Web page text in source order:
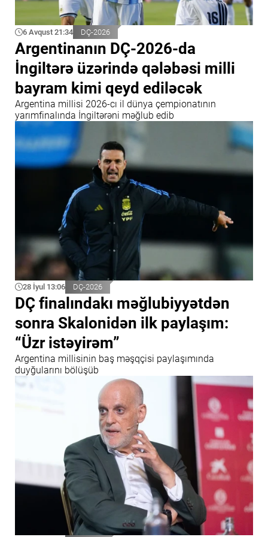
6 Avqust 21:34 DÇ-2026
Argentinanın DÇ-2026-da
İngiltərə üzərində qələbəsi milli
bayram kimi qeyd ediləcək
Argentina millisi 2026-cı il dünya çempionatının
yarımfinalında İngiltərəni məğlub edib
28 İyul 13:06 DÇ-2026
DÇ finalındakı məğlubiyyətdən
sonra Skalonidən ilk paylaşım:
“Üzr istəyirəm”
Argentina millisinin baş məşqçisi paylaşımında
duyğularını bölüşüb